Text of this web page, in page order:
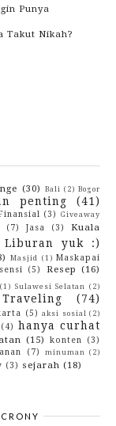
Punya
Takut Nikah?
(30) Bali (2) Bogor
penting (41)
(3)
Giveaway
(7) Jasa (3)
Kuala
Liburan yuk :)
Masjid (1) Maskapai
(5) Resep (16)
(1) Sulawesi Selatan (2)
Traveling
(74)
(5) aksi sosial (2)
(4) hanya curhat
(15) konten (3)
(7) minuman (2)
(3) sejarah (18)